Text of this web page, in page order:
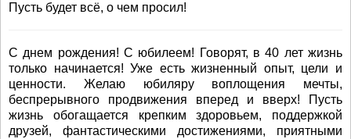
Пусть будет всё, о чем просил!
С днем рождения! С юбилеем! Говорят, в 40 лет жизнь
только начинается! Уже есть жизненный опыт, цели и
ценности. Желаю юбиляру воплощения мечты,
беспрерывного продвижения вперед и вверх! Пусть
жизнь обогащается крепким здоровьем, поддержкой
друзей, фантастическими достижениями, приятными